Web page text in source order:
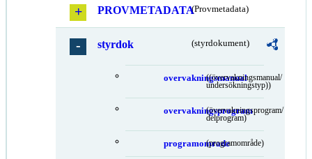
PROVMETADATA(Provmetadata)
styrdok (styrdokument)
overvakningsmanual
((övervakningsmanual/
undersökningstyp))
overvakningsprogram
(övervakningsprogram/
delprogram)
programomrade(programområde)